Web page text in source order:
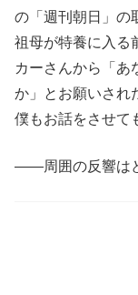
の「週刊朝日」の
祖母が特養に入る
カーさんから「あ
か」とお願いされ
僕もお話をさせて
――周囲の反響は